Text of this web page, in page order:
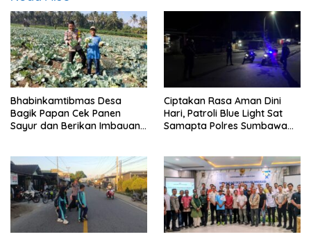
Bhabinkamtibmas Desa
Bagik Papan Cek Panen
Sayur dan Berikan Imbauan
Ciptakan Rasa Aman Dini
Hari, Patroli Blue Light Sat
Samapta Polres Sumbawa